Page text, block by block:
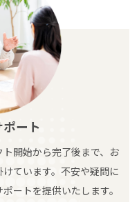
ート
開始から完了後まで、お
ています。不安や疑問に
ートを提供いたします。